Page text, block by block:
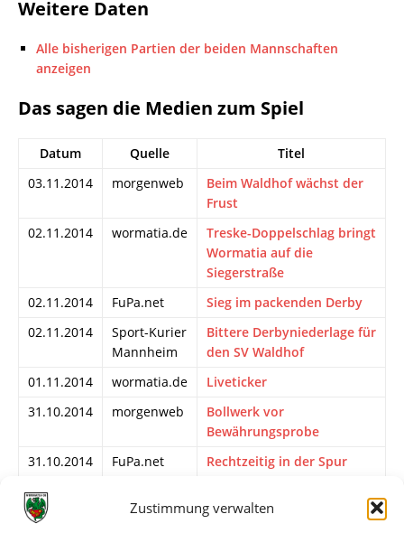
Zustimmung verwalten
Weitere Daten
Alle bisherigen Partien der beiden Mannschaften
anzeigen
Das sagen die Medien zum Spiel
Datum Quelle
Titel
03.11.2014
morgenweb
Beim Waldhof wächst der
Frust
02.11.2014
wormatia.de
Treske-Doppelschlag bringt
Wormatia auf die
Siegerstraße
02.11.2014
FuPa.net
Sieg im packenden Derby
02.11.2014
Sport-Kurier
Mannheim
Bittere Derbyniederlage für
den SV Waldhof
01.11.2014
wormatia.de
Liveticker
31.10.2014
morgenweb
Bollwerk vor
Bewährungsprobe
31.10.2014
FuPa.net
Rechtzeitig in der Spur
30.10.2014
Kurier
Waldhof bedarf einer